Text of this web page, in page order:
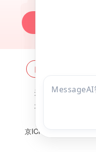
网站地图
违法和不良信息举
北京市西城区宣武
北京昭天下
京ICP备18051095号-1